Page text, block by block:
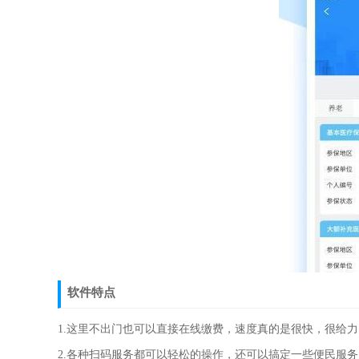
软件特点
1.这里不出门也可以直接在线缴费，速度真的是很快，很给
2.各种扫码服务都可以轻松的操作，还可以搞定一些便民服